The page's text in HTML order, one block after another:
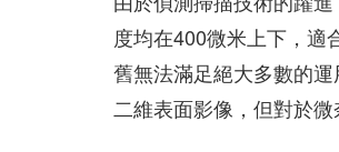
度均在400微米上下，適
舊無法滿足絕大多數的
二維表面影像，但對於